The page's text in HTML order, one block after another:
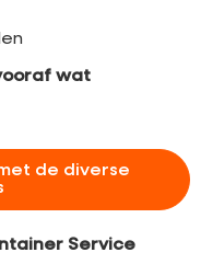
wat
de diverse
Service